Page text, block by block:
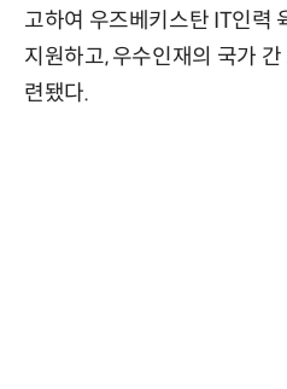
고하여 우즈베키스탄 IT인력
지원하고, 우수인재의 국가
련됐다.